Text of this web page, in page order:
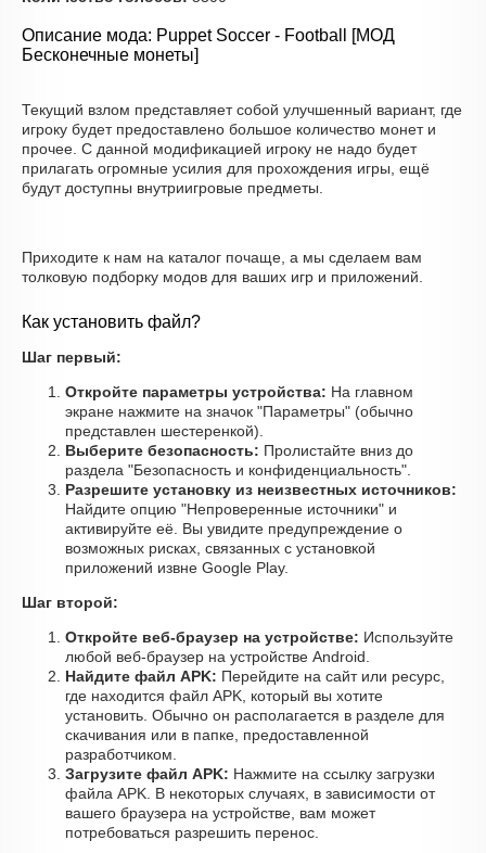
Описание мода: Puppet Soccer - Football [МОД
Бесконечные монеты]
Текущий взлом представляет собой улучшенный вариант, где
игроку будет предоставлено большое количество монет и
прочее. С данной модификацией игроку не надо будет
прилагать огромные усилия для прохождения игры, ещё
будут доступны внутриигровые предметы.
Приходите к нам на каталог почаще, а мы сделаем вам
толковую подборку модов для ваших игр и приложений.
Как установить файл?
Шаг первый:
Откройте параметры устройства: На главном
экране нажмите на значок "Параметры" (обычно
представлен шестеренкой).
Выберите безопасность: Пролистайте вниз до
раздела "Безопасность и конфиденциальность".
Разрешите установку из неизвестных источников:
Найдите опцию "Непроверенные источники" и
активируйте её. Вы увидите предупреждение о
возможных рисках, связанных с установкой
приложений извне Google Play.
Шаг второй:
Откройте веб-браузер на устройстве: Используйте
любой веб-браузер на устройстве Android.
Найдите файл APK: Перейдите на сайт или ресурс,
где находится файл APK, который вы хотите
установить. Обычно он располагается в разделе для
скачивания или в папке, предоставленной
разработчиком.
Загрузите файл APK: Нажмите на ссылку загрузки
файла APK. В некоторых случаях, в зависимости от
вашего браузера на устройстве, вам может
потребоваться разрешить перенос.